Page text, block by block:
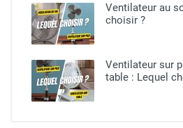
Ventilateur au
choisir ?
Ventilateur sur
table : Lequel